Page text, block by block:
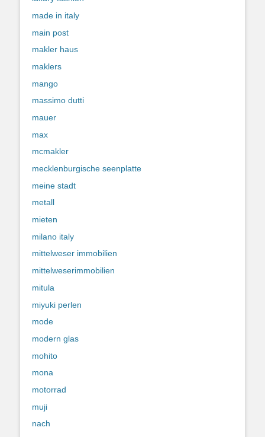
made in italy
main post
makler haus
maklers
mango
massimo dutti
mauer
max
mcmakler
mecklenburgische seenplatte
meine stadt
metall
mieten
milano italy
mittelweser immobilien
mittelweserimmobilien
mitula
miyuki perlen
mode
modern glas
mohito
mona
motorrad
muji
nach